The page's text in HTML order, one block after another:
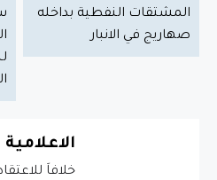
المشتقات النفطية بداخله
صهاريج في الانبار
خلافاَ